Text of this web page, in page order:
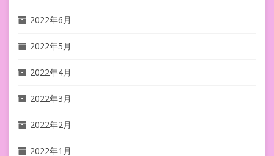
2022年6月
2022年5月
2022年4月
2022年3月
2022年2月
2022年1月